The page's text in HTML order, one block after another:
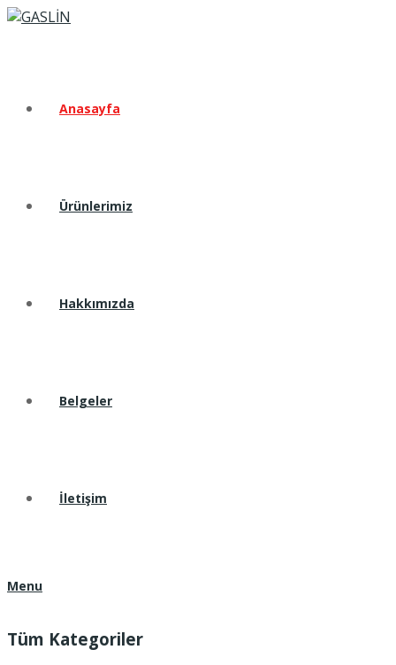
Anasayfa
Ürünlerimiz
Hakkımızda
Belgeler
İletişim
Menu
Tüm Kategoriler